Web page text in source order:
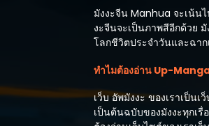
มังงะจีน Manhua จะเน้น
งะจีนจะเป็นภาพสีอีกด้วย
โลกชีวิตประจำวันและฉาก
ทำไมต้องอ่าน Up-
เว็บ อัพมังงะ ของเราเป็น
เป็นต้นฉบับของมังงะทุกเ